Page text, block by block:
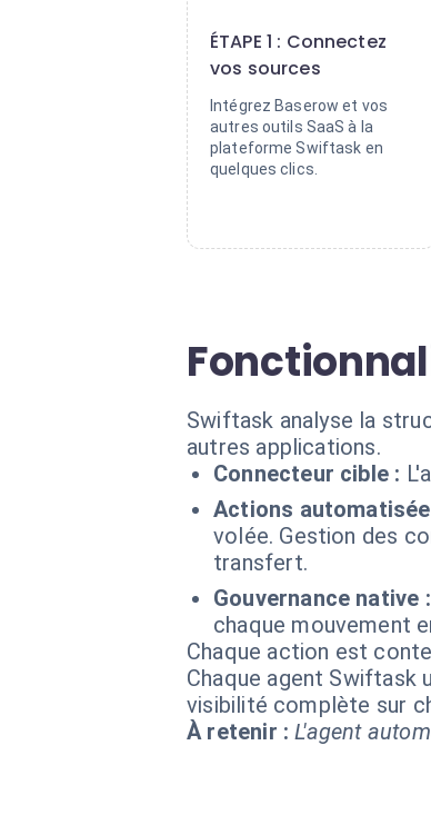
ÉTAPE 1 : Connectez
vos sources
Intégrez Baserow et vos
autres outils SaaS à la
plateforme Swiftask en
quelques clics.
Swiftask analyse la
autres applications.
Connecteur cible :
Actions
volée. Gestion des
transfert.
Gouvernance native :
chaque mouvement
Chaque action est
Chaque agent Swiftask
visibilité complète sur
À retenir : L'agent